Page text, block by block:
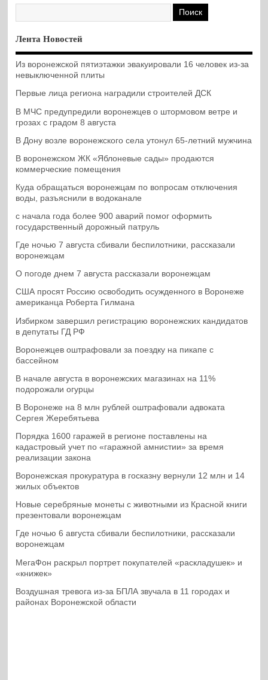
Лента Новостей
Из воронежской пятиэтажки эвакуировали 16 человек из-за
невыключенной плиты
Первые лица региона наградили строителей ДСК
В МЧС предупредили воронежцев о штормовом ветре и
грозах с градом 8 августа
В Дону возле воронежского села утонул 65-летний мужчина
В воронежском ЖК «Яблоневые сады» продаются
коммерческие помещения
Куда обращаться воронежцам по вопросам отключения
воды, разъяснили в водоканале
с начала года более 900 аварий помог оформить
государственный дорожный патруль
Где ночью 7 августа сбивали беспилотники, рассказали
воронежцам
О погоде днем 7 августа рассказали воронежцам
США просят Россию освободить осужденного в Воронеже
американца Роберта Гилмана
Избирком завершил регистрацию воронежских кандидатов
в депутаты ГД РФ
Воронежцев оштрафовали за поездку на пикапе с
бассейном
В начале августа в воронежских магазинах на 11%
подорожали огурцы
В Воронеже на 8 млн рублей оштрафовали адвоката
Сергея Жеребятьева
Порядка 1600 гаражей в регионе поставлены на
кадастровый учет по «гаражной амнистии» за время
реализации закона
Воронежская прокуратура в госказну вернули 12 млн и 14
жилых объектов
Новые серебряные монеты с животными из Красной книги
презентовали воронежцам
Где ночью 6 августа сбивали беспилотники, рассказали
воронежцам
МегаФон раскрыл портрет покупателей «раскладушек» и
«книжек»
Воздушная тревога из-за БПЛА звучала в 11 городах и
районах Воронежской области